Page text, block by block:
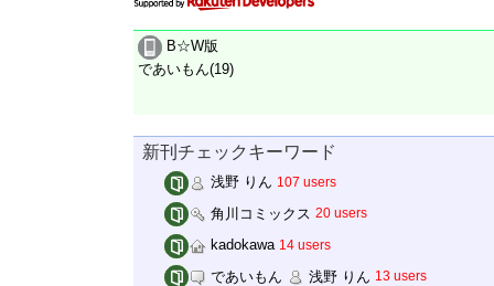
B☆W版
であいもん(19)
新刊チェックキーワード
浅野 りん 107 users
角川コミックス 20 users
kadokawa 14 users
であいもん 浅野 りん 13 users